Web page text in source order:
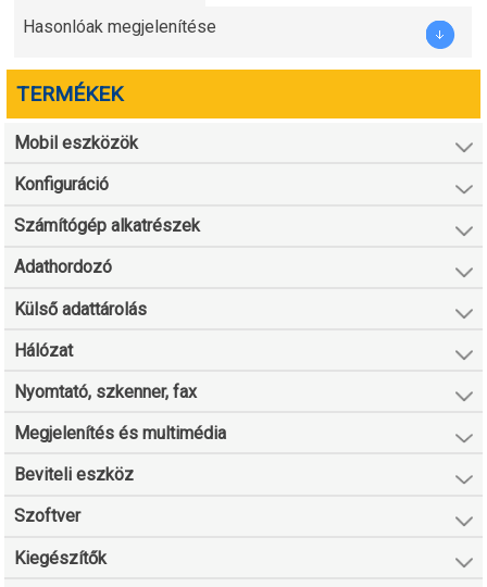
Hasonlóak megjelenítése
TERMÉKEK
Mobil eszközök
Konfiguráció
Számítógép alkatrészek
Adathordozó
Külső adattárolás
Hálózat
Nyomtató, szkenner, fax
Megjelenítés és multimédia
Beviteli eszköz
Szoftver
Kiegészítők